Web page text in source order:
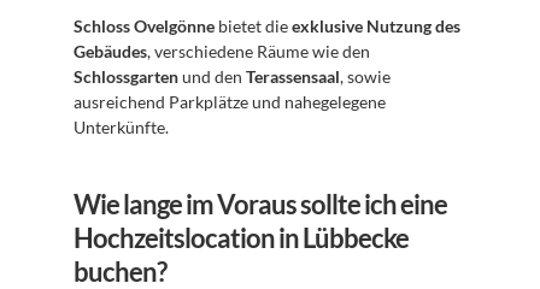
Schloss Ovelgönne bietet die exklusive Nutzung des
Gebäudes
Schlossgarten und den Terassensaal, sowie
ausreichend Parkplätze und nahegelegene
Unterkünfte.
Wie lange im Voraus sollte ich eine
Hochzeitslocation in Lübbecke
buchen?